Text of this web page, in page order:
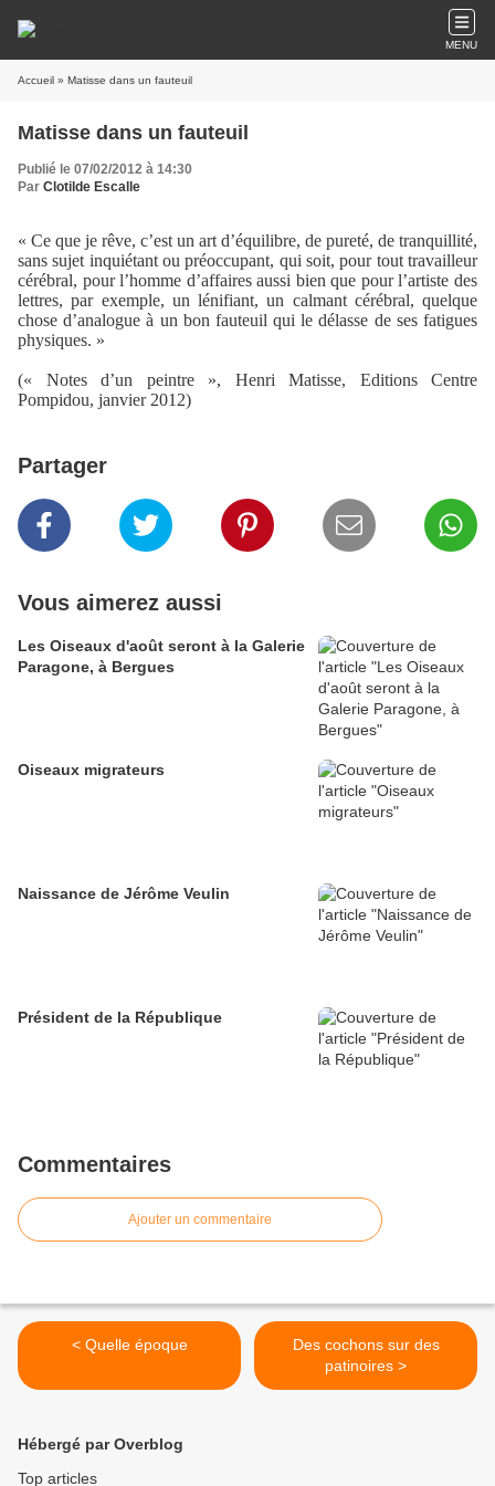
MENU
Accueil » Matisse dans un fauteuil
Matisse dans un fauteuil
Publié le 07/02/2012 à 14:30
Par Clotilde Escalle
« Ce que je rêve, c’est un art d’équilibre, de pureté, de tranquillité,
sans sujet inquiétant ou préoccupant, qui soit, pour tout travailleur
cérébral, pour l’homme d’affaires aussi bien que pour l’artiste des
lettres, par exemple, un lénifiant, un calmant cérébral, quelque
chose d’analogue à un bon fauteuil qui le délasse de ses fatigues
physiques. »
(« Notes d’un peintre », Henri Matisse, Editions Centre
Pompidou, janvier 2012)
Partager
Vous aimerez aussi
Les Oiseaux d'août seront à la Galerie
Paragone, à Bergues
Oiseaux migrateurs
Naissance de Jérôme Veulin
Président de la République
Commentaires
Ajouter un commentaire
< Quelle époque
Des cochons sur des
patinoires >
Hébergé par Overblog
Top articles